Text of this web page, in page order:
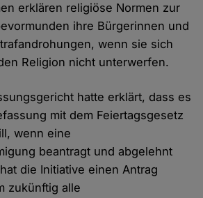
erklären religiöse Normen zur
ihre Bürgerinnen und
wenn sie sich
Religion nicht unterwerfen.
hatte erklärt, dass es
mit dem Feiertagsgesetz
wenn eine
beantragt und abgelehnt
die Initiative einen Antrag
zukünftig alle